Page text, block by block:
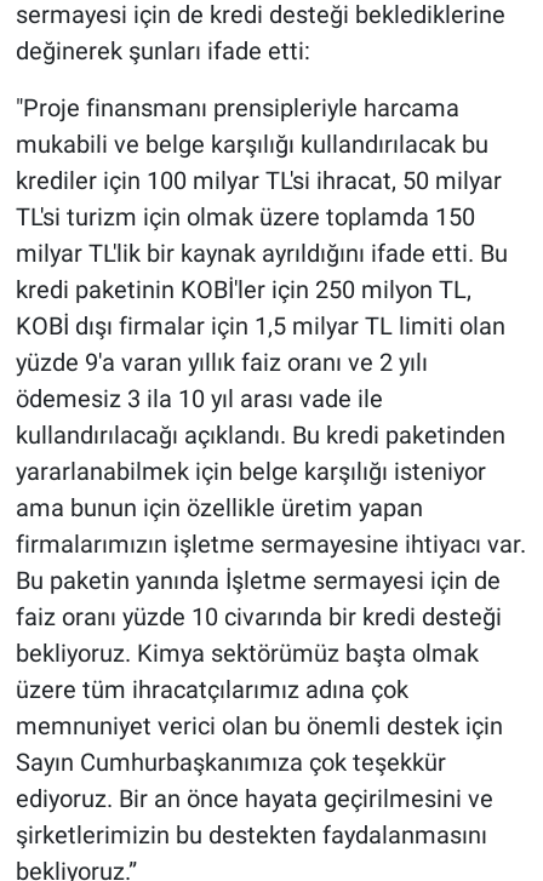
sermayesi için de kredi desteği beklediklerine
değinerek şunları ifade etti:
"Proje finansmanı prensipleriyle harcama
mukabili ve belge karşılığı kullandırılacak bu
krediler için 100 milyar TL'si ihracat, 50 milyar
TL'si turizm için olmak üzere toplamda 150
milyar TL'lik bir kaynak ayrıldığını ifade etti. Bu
kredi paketinin KOBİ'ler için 250 milyon TL,
KOBİ dışı firmalar için 1,5 milyar TL limiti olan
yüzde 9'a varan yıllık faiz oranı ve 2 yılı
ödemesiz 3 ila 10 yıl arası vade ile
kullandırılacağı açıklandı. Bu kredi paketinden
yararlanabilmek için belge karşılığı isteniyor
ama bunun için özellikle üretim yapan
firmalarımızın işletme sermayesine ihtiyacı var.
Bu paketin yanında İşletme sermayesi için de
faiz oranı yüzde 10 civarında bir kredi desteği
bekliyoruz. Kimya sektörümüz başta olmak
üzere tüm ihracatçılarımız adına çok
memnuniyet verici olan bu önemli destek için
Sayın Cumhurbaşkanımıza çok teşekkür
ediyoruz. Bir an önce hayata geçirilmesini ve
şirketlerimizin bu destekten faydalanmasını
bekliyoruz.”